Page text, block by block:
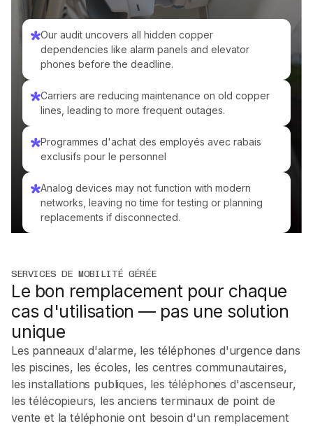
Our audit uncovers all hidden copper
dependencies like alarm panels and elevator
phones before the deadline.
Carriers are reducing maintenance on old copper
lines, leading to more frequent outages.
Programmes d'achat des employés avec rabais
exclusifs pour le personnel
Analog devices may not function with modern
networks, leaving no time for testing or planning
replacements if disconnected.
SERVICES DE MOBILITÉ GÉRÉE
Le bon remplacement pour chaque
cas d'utilisation — pas une solution
unique
Les panneaux d'alarme, les téléphones d'urgence dans
les piscines, les écoles, les centres communautaires,
les installations publiques, les téléphones d'ascenseur,
les télécopieurs, les anciens terminaux de point de
vente et la téléphonie ont besoin d'un remplacement